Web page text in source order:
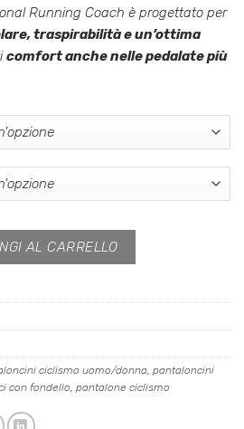
Running Coach è progettato per
traspirabilità e un’ottima
comfort anche nelle pedalate più
AL CARRELLO
ciclismo uomo/donna, pantaloncini
con fondello, pantalone ciclismo